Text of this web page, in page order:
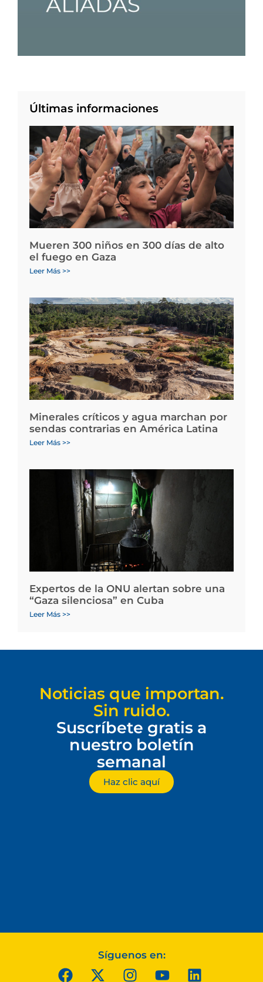
Últimas informaciones
Mueren 300 niños en 300 días de alto
el fuego en Gaza
Leer Más >>
Minerales críticos y agua marchan por
sendas contrarias en América Latina
Leer Más >>
Expertos de la ONU alertan sobre una
“Gaza silenciosa” en Cuba
Leer Más >>
Noticias que importan.
Sin ruido.
Suscríbete gratis a
nuestro boletín
semanal
Haz clic aquí
Síguenos en: